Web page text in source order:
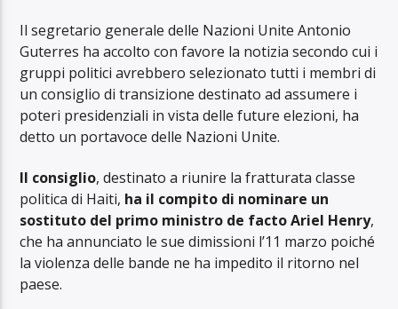
Il segretario generale delle Nazioni Unite Antonio
Guterres ha accolto con favore la notizia secondo cui i
gruppi politici avrebbero selezionato tutti i membri di
un consiglio di transizione destinato ad assumere i
poteri presidenziali in vista delle future elezioni, ha
detto un portavoce delle Nazioni Unite.
Il consiglio, destinato a riunire la fratturata classe
politica di Haiti, ha il compito di nominare un
sostituto del primo ministro de facto Ariel Henry,
che ha annunciato le sue dimissioni l’11 marzo poiché
la violenza delle bande ne ha impedito il ritorno nel
paese.